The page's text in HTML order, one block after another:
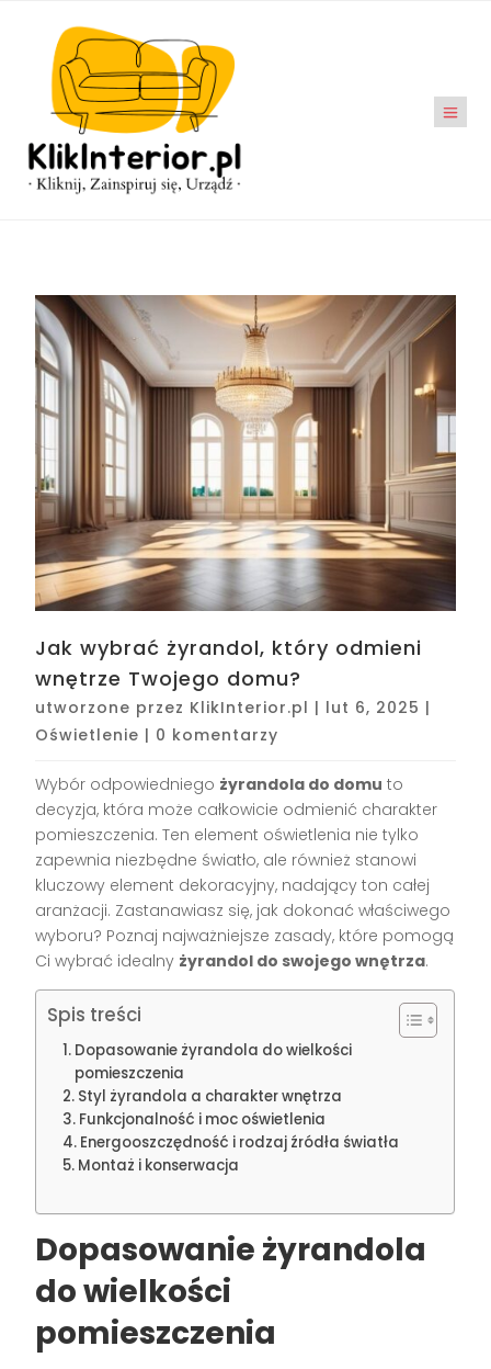
Jak wybrać żyrandol, który odmieni
wnętrze Twojego domu?
utworzone przez KlikInterior.pl | lut 6, 2025 |
Oświetlenie | 0 komentarzy
Wybór odpowiedniego żyrandola do domu to
decyzja, która może całkowicie odmienić charakter
pomieszczenia. Ten element oświetlenia nie tylko
zapewnia niezbędne światło, ale również stanowi
kluczowy element dekoracyjny, nadający ton całej
aranżacji. Zastanawiasz się, jak dokonać właściwego
wyboru? Poznaj najważniejsze zasady, które pomogą
Ci wybrać idealny żyrandol do swojego wnętrza.
Spis treści
Dopasowanie żyrandola do wielkości
pomieszczenia
Styl żyrandola a charakter wnętrza
Funkcjonalność i moc oświetlenia
Energooszczędność i rodzaj źródła światła
Montaż i konserwacja
Dopasowanie żyrandola
do wielkości
pomieszczenia